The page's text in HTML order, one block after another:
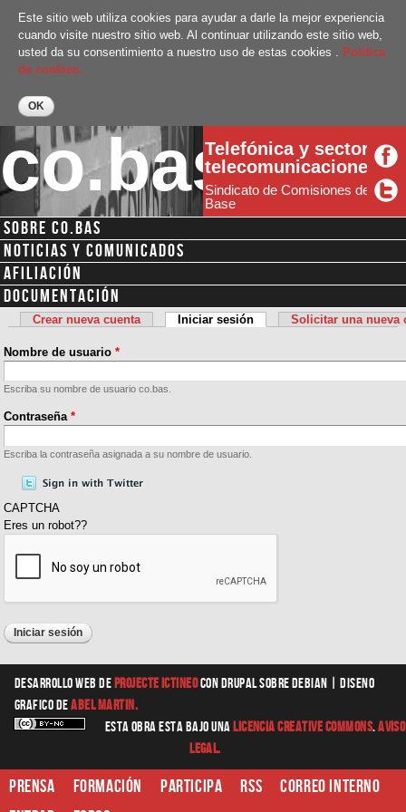
Pasar al
contenido
Este sitio web utiliza cookies para ayudar a darle la mejor experiencia
cuando visite nuestro sitio web. Al continuar utilizando este sitio web,
usted da su consentimiento a nuestro uso de estas cookies . Politica
de cookies.
co.basTelefónica y sector
telecomunicaciones
Sindicato de Comisiones de
Base
Menú secundario
SOBRE CO.BAS
NOTICIAS Y COMUNICADOS
AFILIACIÓN
DOCUMENTACIÓN
Solapas principales
Crear nueva cuenta Iniciar sesión (solapa activa)
Solicitar una nueva
Nombre de usuario*
Escriba su nombre de usuario co.bas.
Contraseña*
Escriba la contraseña asignada a su nombre de usuario.
CAPTCHA
Eres un robot??
Desarrollo web de Projecte Ictineocon Drupal sobre Debian |diseno
graficodeAbel Martin.
Esta obra esta bajo una Licencia Creative Commons.Aviso
Legal.
Prensa Formación Participa RSS
Correo interno